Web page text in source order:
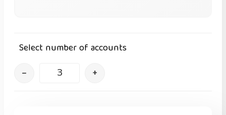
Select number of accounts
– +